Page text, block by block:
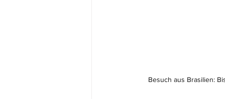
Besuch aus Brasilien: